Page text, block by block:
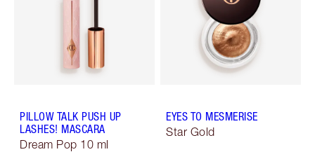
PILLOW TALK PUSH UP
LASHES! MASCARA
Dream Pop 10 ml
EYES TO MESMERISE
Star Gold